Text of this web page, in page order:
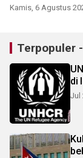
Kamis, 6 Agustus
Terpopuler
di
Jul